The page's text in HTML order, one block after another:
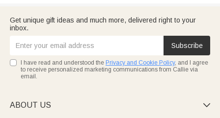
Get unique gift ideas and much more, delivered right to your
inbox.
Subscribe
I have read and understood the Privacy and Cookie Policy, and I agree
to receive personalized marketing communications from Callie via
email.
ABOUT US 